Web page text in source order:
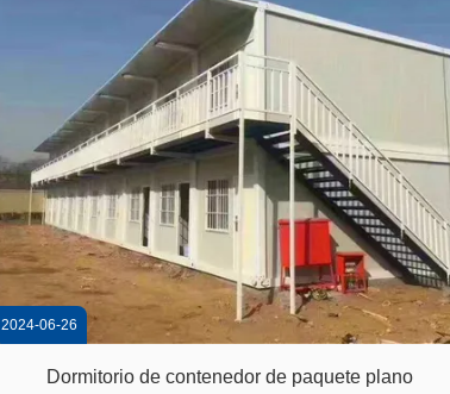
2024-06-26
Dormitorio de contenedor de paquete plano